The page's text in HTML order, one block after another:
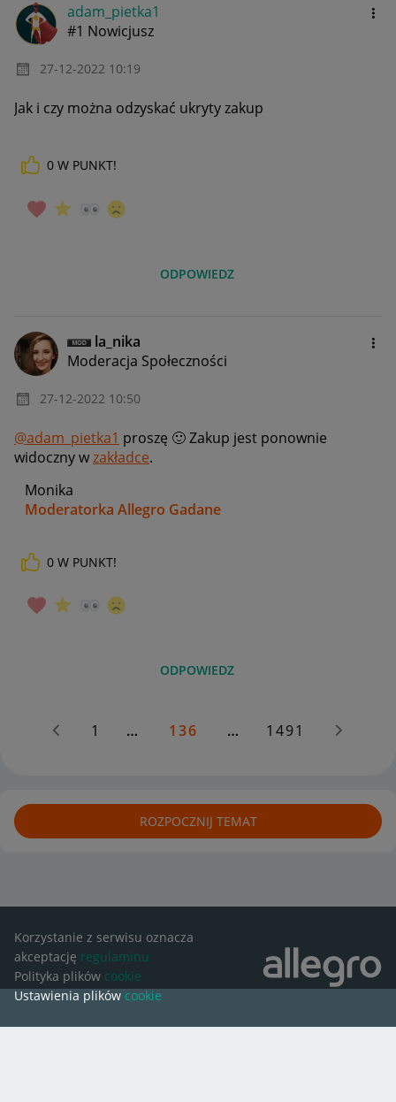
adam_pietka1
#1 Nowicjusz
‎27-12-2022 10:19
Jak i czy można odzyskać ukryty zakup
0 W PUNKT!
ODPOWIEDZ
la_nika
Moderacja Społeczności
‎27-12-2022 10:50
@adam_pietka1 proszę 🙂Zakup jest ponownie
widoczny wzakładce.
Monika
Moderatorka Allegro Gadane
0 W PUNKT!
ODPOWIEDZ
1 … 136 … 1491
ROZPOCZNIJ TEMAT
Korzystanie z serwisu oznacza
akceptację regulaminu
Polityka plików cookie
Ustawienia plików cookie